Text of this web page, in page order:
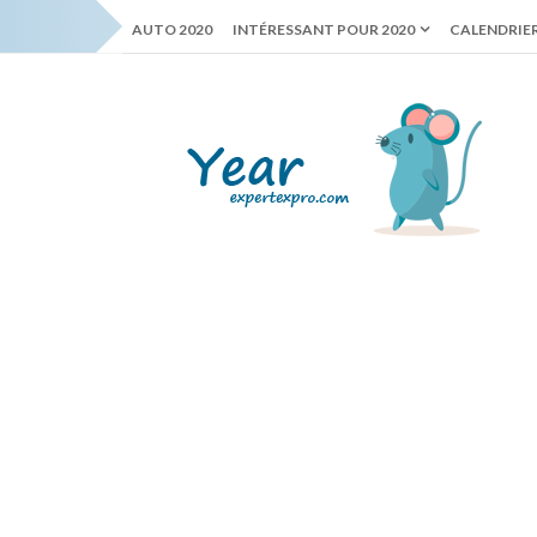
AUTO 2020 INTÉRESSANT POUR 2020